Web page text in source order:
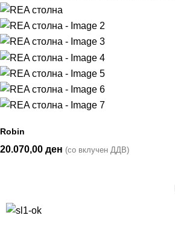
Robin
20.070,00 ден (со вклучен ДДВ)